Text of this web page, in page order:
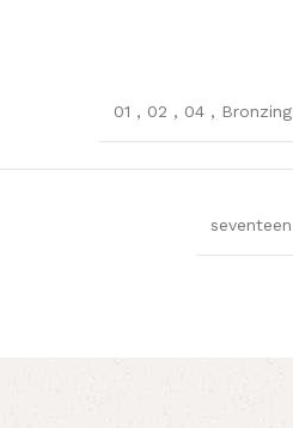
01 , 02 , 04 , Bronzing
seventeen